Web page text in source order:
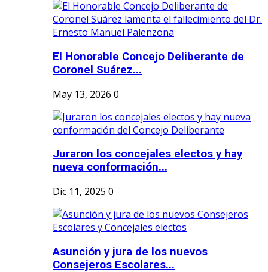
El Honorable Concejo Deliberante de
Coronel Suárez...
May 13, 2026 0
Juraron los concejales electos y hay
nueva conformación...
Dic 11, 2025 0
Asunción y jura de los nuevos
Consejeros Escolares...